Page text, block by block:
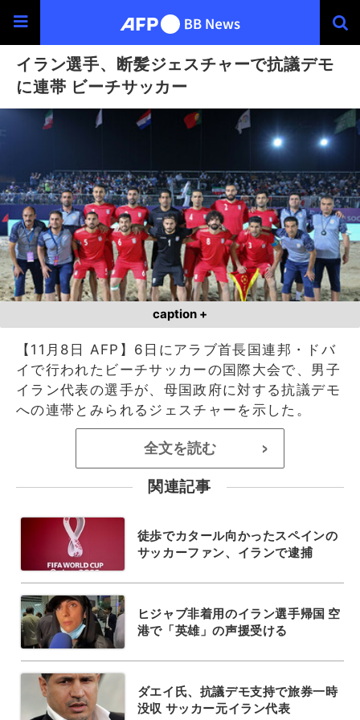
イラン選手、断髪ジェスチャーで抗議デモ
に連帯 ビーチサッカー
caption +
【11月8日 AFP】6日にアラブ首長国連邦・ドバ
イで行われたビーチサッカーの国際大会で、男子
イラン代表の選手が、母国政府に対する抗議デモ
への連帯とみられるジェスチャーを示した。
全文を読む >
関連記事
徒歩でカタール向かったスペインの
サッカーファン、イランで逮捕
ヒジャブ非着用のイラン選手帰国 空
港で「英雄」の声援受ける
ダエイ氏、抗議デモ支持で旅券一時
没収 サッカー元イラン代表